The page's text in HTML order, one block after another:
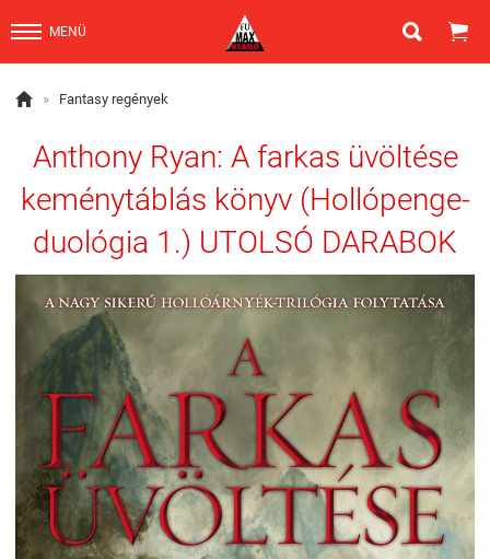
MENÜ  
 » Fantasy regények
Anthony Ryan: A farkas üvöltése
keménytáblás könyv (Hollópenge-
duológia 1.) UTOLSÓ DARABOK